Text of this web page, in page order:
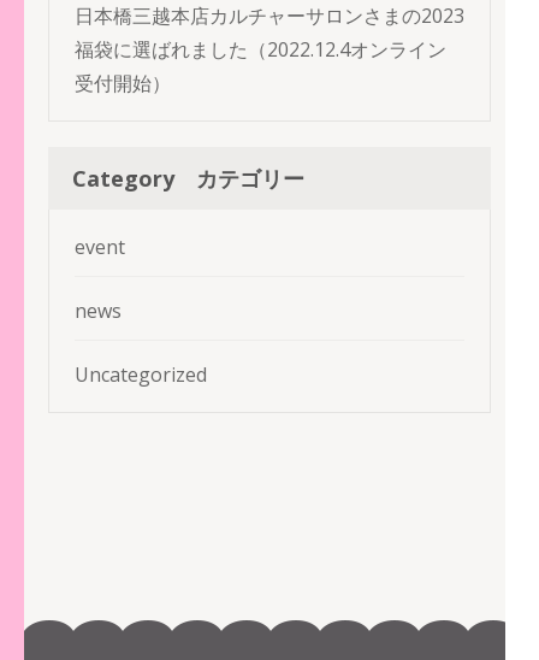
日本橋三越本店カルチャーサロンさまの2023
福袋に選ばれました（2022.12.4オンライン
受付開始）
Category カテゴリー
event
news
Uncategorized